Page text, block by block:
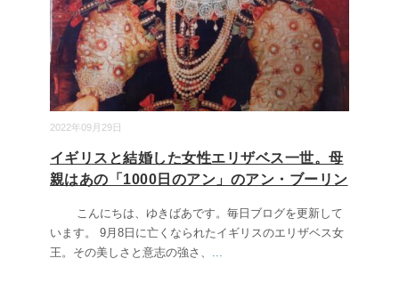
2022年09月29日
イギリスと結婚した女性エリザベス一世。母
親はあの「1000日のアン」のアン・ブーリン
こんにちは、ゆきばあです。毎日ブログを更新して
います。 9月8日に亡くなられたイギリスのエリザベス女
王。その美しさと意志の強さ、 ...